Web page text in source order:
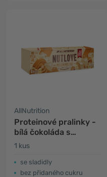
AllNutrition
Proteinové pralinky -
bílá čokoláda s
arašídy
1 kus
se sladidly
bez přidaného cukru